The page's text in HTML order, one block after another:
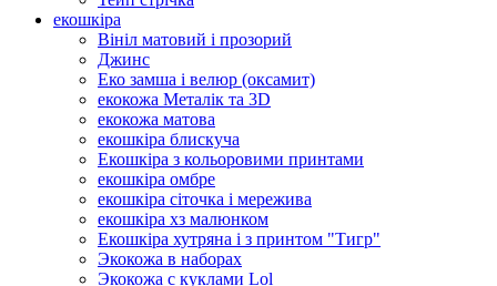
екошкіра
Вініл матовий і прозорий
Джинс
Еко замша і велюр (оксамит)
екокожа Металік та 3D
екокожа матова
екошкіра блискуча
Екошкіра з кольоровими принтами
екошкіра омбре
екошкіра сіточка і мережива
екошкіра хз малюнком
Екошкіра хутряна і з принтом "Тигр"
Экокожа в наборах
Экокожа с куклами Lol